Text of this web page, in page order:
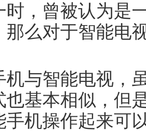
时，曾被认为是
那么对于智能电
机与智能电视，
也基本相似，但
手机操作起来可